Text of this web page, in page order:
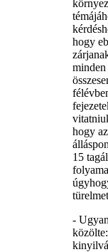
hogy
minden
hogy
15
-